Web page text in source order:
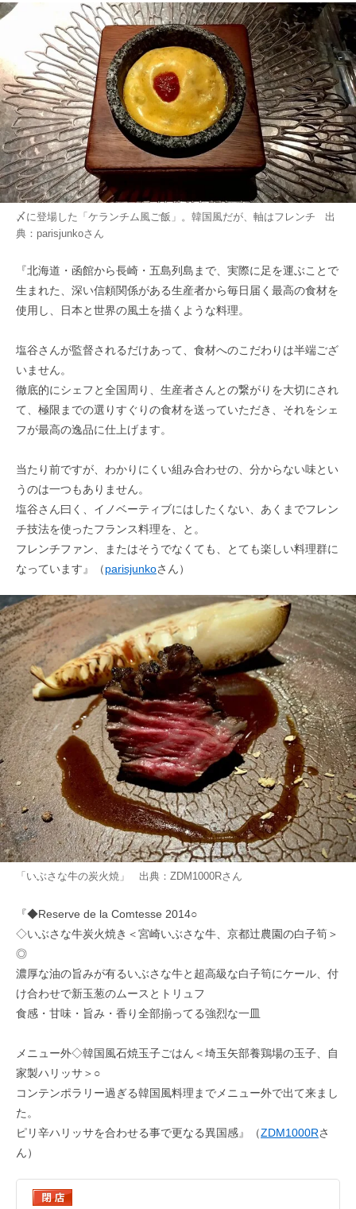
〆に登場した「ケランチム風ご飯」。韓国風だが、軸はフレンチ 出
典： parisjunkoさん
『北海道・函館から長崎・五島列島まで、実際に足を運ぶことで
生まれた、深い信頼関係がある生産者から毎日届く最高の食材を
使用し、日本と世界の風土を描くような料理。
塩谷さんが監督されるだけあって、食材へのこだわりは半端ござ
いません。
徹底的にシェフと全国周り、生産者さんとの繋がりを大切にされ
て、極限までの選りすぐりの食材を送っていただき、それをシェ
フが最高の逸品に仕上げます。
当たり前ですが、わかりにくい組み合わせの、分からない味とい
うのは一つもありません。
塩谷さん曰く、イノベーティブにはしたくない、あくまでフレン
チ技法を使ったフランス料理を、と。
フレンチファン、またはそうでなくても、とても楽しい料理群に
なっています』（parisjunkoさん）
「いぶさな牛の炭火焼」 出典： ZDM1000Rさん
『◆Reserve de la Comtesse 2014○
◇いぶさな牛炭火焼き＜宮崎いぶさな牛、京都辻農園の白子筍＞
◎
濃厚な油の旨みが有るいぶさな牛と超高級な白子筍にケール、付
け合わせで新玉葱のムースとトリュフ
食感・甘味・旨み・香り全部揃ってる強烈な一皿
メニュー外◇韓国風石焼玉子ごはん＜埼玉矢部養鶏場の玉子、自
家製ハリッサ＞○
コンテンポラリー過ぎる韓国風料理までメニュー外で出て来まし
た。
ピリ辛ハリッサを合わせる事で更なる異国感』（ZDM1000Rさ
ん）